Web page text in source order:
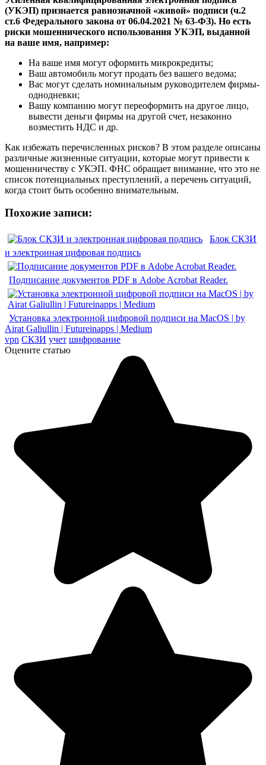
(УКЭП) признается равнозначной «живой» подписи (ч.2
ст.6 Федерального закона от 06.04.2021 № 63-ФЗ). Но есть
риски мошеннического использования УКЭП, выданной
на ваше имя, например:
На ваше имя могут оформить микрокредиты;
Ваш автомобиль могут продать без вашего ведома;
Вас могут сделать номинальным руководителем фирмы-
однодневки;
Вашу компанию могут переоформить на другое лицо,
вывести деньги фирмы на другой счет, незаконно
возместить НДС и др.
Как избежать перечисленных рисков? В этом разделе описаны
различные жизненные ситуации, которые могут привести к
мошенничеству с УКЭП. ФНС обращает внимание, что это не
список потенциальных преступлений, а перечень ситуаций,
когда стоит быть особенно внимательным.
Похожие записи:
Блок СКЗИ
и электронная цифровая подпись
Подписание документов PDF в Adobe Acrobat Reader.
Установка электронной цифровой подписи на MacOS | by
Airat Galiullin | Futureinapps | Medium
vpn СКЗИ учет шифрование
Оцените статью